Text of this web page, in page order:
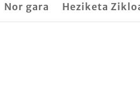
Nor gara Heziketa